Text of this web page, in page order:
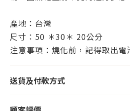
產地：台灣
尺寸：50 ＊30＊ 20公分
注意事項：燒化前，記得取出電
送貨及付款方式